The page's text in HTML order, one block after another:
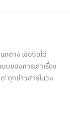
กลาง เชื่อถือได้
บของการเล่าเรื่อง
' ทุกข่าวสารในวง